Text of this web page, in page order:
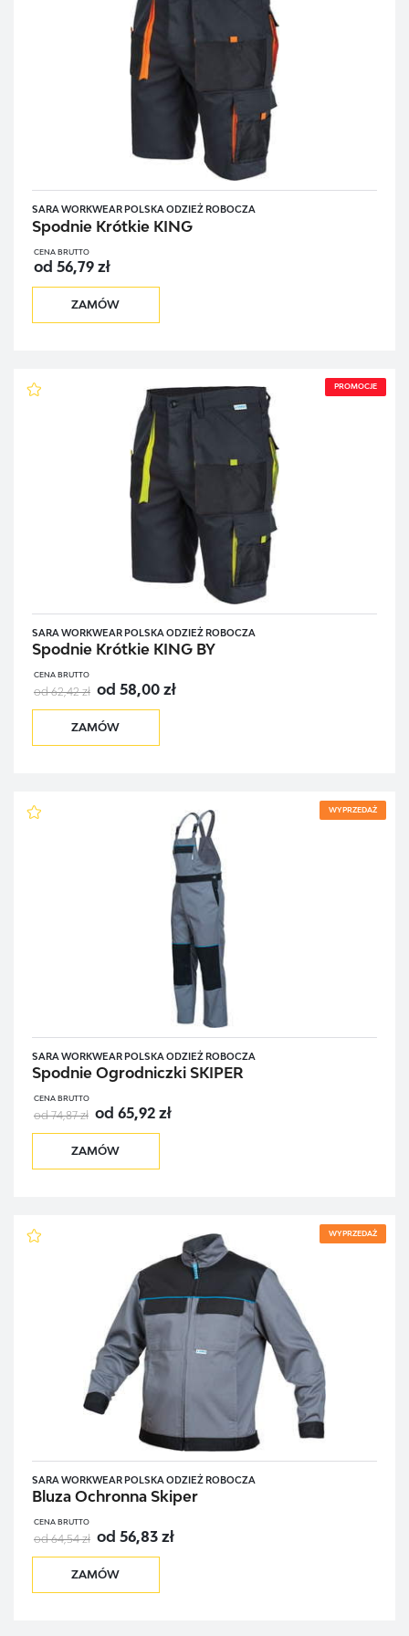
SARA WORKWEAR POLSKA ODZIEŻ ROBOCZA
Spodnie Krótkie KING
CENA BRUTTO
od 56,79 zł
ZAMÓW
PROMOCJE
SARA WORKWEAR POLSKA ODZIEŻ ROBOCZA
Spodnie Krótkie KING BY
CENA BRUTTO
od 62,42 zł od 58,00 zł
ZAMÓW
WYPRZEDAŻ
SARA WORKWEAR POLSKA ODZIEŻ ROBOCZA
Spodnie Ogrodniczki SKIPER
CENA BRUTTO
od 74,87 zł od 65,92 zł
ZAMÓW
WYPRZEDAŻ
SARA WORKWEAR POLSKA ODZIEŻ ROBOCZA
Bluza Ochronna Skiper
CENA BRUTTO
od 64,54 zł od 56,83 zł
ZAMÓW